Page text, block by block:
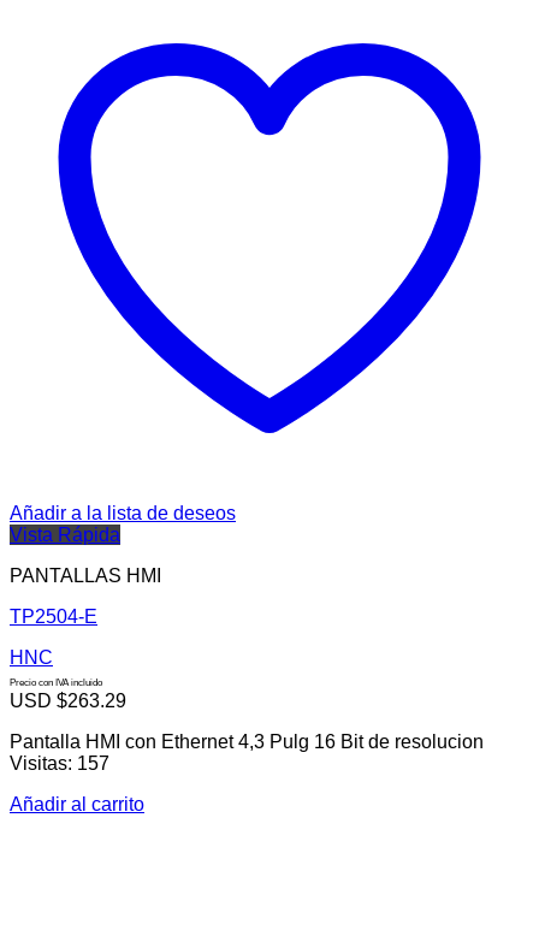
Añadir a la lista de deseos
Vista Rápida
PANTALLAS HMI
TP2504-E
HNC
Precio con IVA incluido
USD $263.29
Pantalla HMI con Ethernet 4,3 Pulg 16 Bit de resolucion
Visitas: 157
Añadir al carrito